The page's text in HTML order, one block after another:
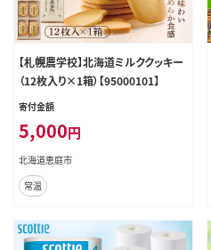
【札幌農学校】北海道ミルククッキー
（12枚入り×1箱）【95000101】
寄付金額
5,000円
北海道恵庭市
常温